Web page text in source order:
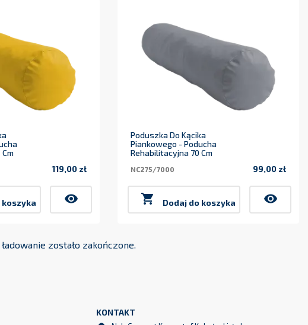
119,00 zł
koszyka visibility
Poduszka Do Kącika
Piankowego - Poducha
Rehabilitacyjna 70 Cm
NC275/7000 99,00 zł
 Dodaj do koszyka visibility
zostało zakończone.
KONTAKT